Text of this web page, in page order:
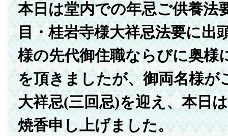
本日は堂内での年忌ご供養法
目・桂岩寺様大祥忌法要に出
様の先代御住職ならびに奥様
を頂きましたが、御両名様が
大祥忌(三回忌)を迎え、本日
焼香申し上げました。